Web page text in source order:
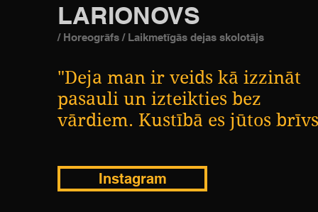
LARIONOVS
/ Horeogrāfs / Laikmetīgās dejas skolotājs
"Deja man ir veids kā izzināt
pasauli un izteikties bez
vārdiem. Kustībā es jūtos
Instagram